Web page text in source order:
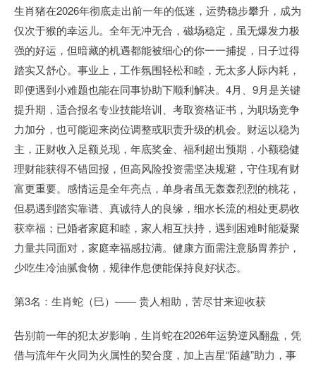
生肖猪在2026年彻底走出前一年的低迷，运势稳步攀升，成为
仅次于猴的幸运儿。全年无冲无合，磁场稳定，虽无爆发力极
强的好运，但暗藏的机遇都能被细心的你一一捕捉，日子过得
踏实又舒心。事业上，工作氛围轻松和睦，无太多人际内耗，
即便遇到小难题也能在同事协助下顺利解决。4月、9月是关键
提升期，适合报名专业技能培训、考取资格证书，为职场竞争
力加分，也可能迎来岗位调整或职责升级的机会。财运以稳为
主，正财收入足额兑现，年底奖金、福利超出预期，小额稳健
理财能获得不错回报，但高风险投资需坚决规避，守住现有财
富更重要。感情运是全年亮点，单身者虽无轰轰烈烈的桃花，
但易遇到踏实靠谱、真诚待人的良缘，细水长流的相处更易收
获幸福；已婚者家庭和睦，家人相互扶持，遇到困难时能凝聚
力量共同面对，家庭幸福感拉满。健康方面需注意肠胃养护，
少吃生冷油腻食物，规律作息便能保持良好状态。
第3名：生肖蛇（巳）—— 贵人相助，苦尽甘来迎收获
告别前一年的犯太岁影响，生肖蛇在2026年运势逆风翻盘，凭
借与流年午火同为火属性的契合度，加上吉星“陌越”助力，事